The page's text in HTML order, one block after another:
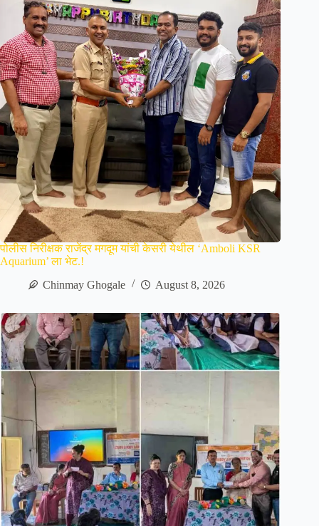
पोलीस निरीक्षक राजेंद्र मगदूम यांची केसरी येथील ‘Amboli KSR
Aquarium’ ला भेट.!
Chinmay Ghogale
August 8, 2026